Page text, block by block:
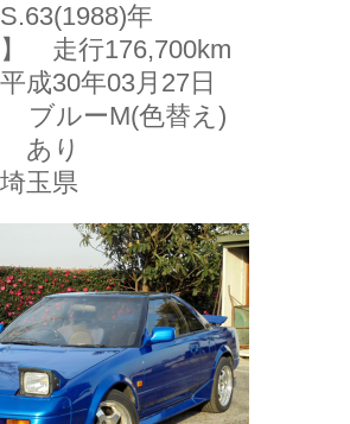
年
】 走行176,700km
成30年03月27日
ブルーM(色替え)
あり
玉県